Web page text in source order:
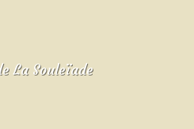
La Souleïade